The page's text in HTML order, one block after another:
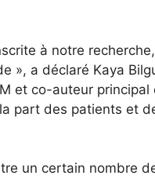
à notre
», a déclaré Kaya
et co-auteur principal
part des patients et
un certain nombre